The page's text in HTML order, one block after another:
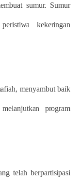
sumur. Sumur
kekeringan
menyambut baik
program
telah berpartisipasi